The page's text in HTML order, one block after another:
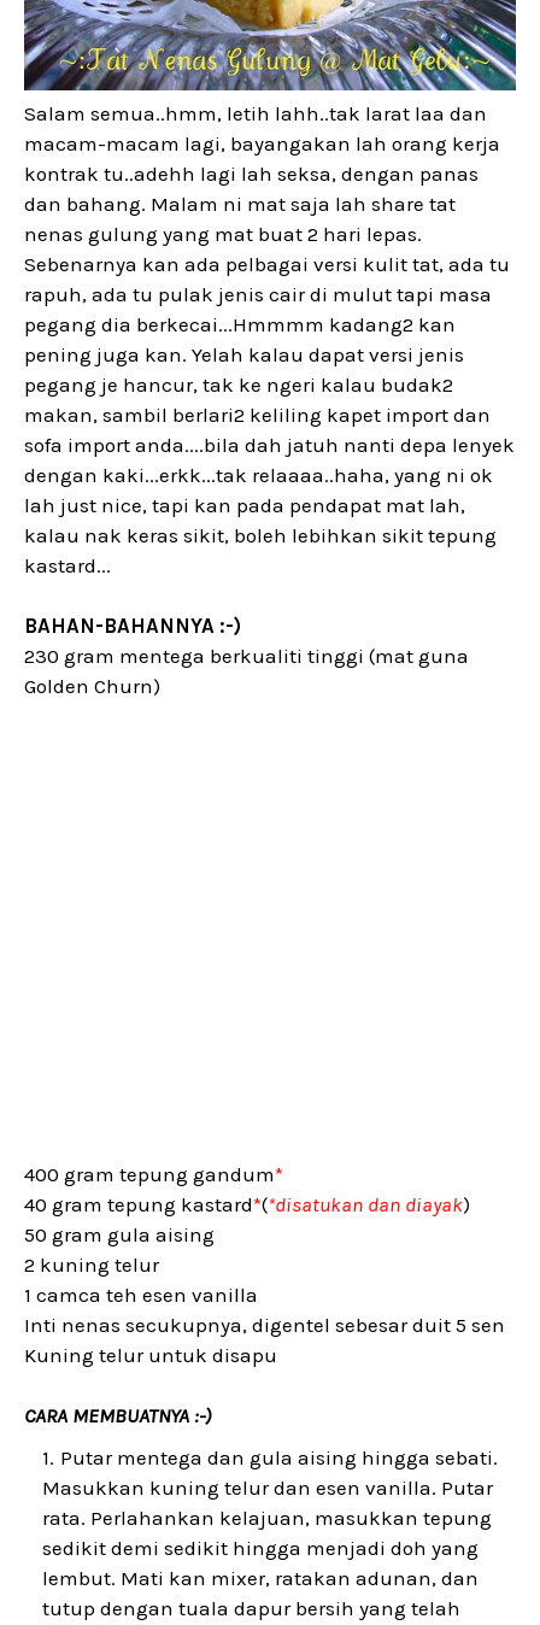
Salam semua..hmm, letih lahh..tak larat laa dan
macam-macam lagi, bayangakan lah orang kerja
kontrak tu..adehh lagi lah seksa, dengan panas
dan bahang. Malam ni mat saja lah share tat
nenas gulung yang mat buat 2 hari lepas.
Sebenarnya kan ada pelbagai versi kulit tat, ada tu
rapuh, ada tu pulak jenis cair di mulut tapi masa
pegang dia berkecai...Hmmmm kadang2 kan
pening juga kan. Yelah kalau dapat versi jenis
pegang je hancur, tak ke ngeri kalau budak2
makan, sambil berlari2 keliling kapet import dan
sofa import anda....bila dah jatuh nanti depa lenyek
dengan kaki...erkk...tak relaaaa..haha, yang ni ok
lah just nice, tapi kan pada pendapat mat lah,
kalau nak keras sikit, boleh lebihkan sikit tepung
kastard...
BAHAN-BAHANNYA :-)
230 gram mentega berkualiti tinggi (mat guna
Golden Churn)
400 gram tepung gandum*
40 gram tepung kastard*(*disatukan dan diayak)
50 gram gula aising
2 kuning telur
1 camca teh esen vanilla
Inti nenas secukupnya, digentel sebesar duit 5 sen
Kuning telur untuk disapu
CARA MEMBUATNYA :-)
Putar mentega dan gula aising hingga sebati.
Masukkan kuning telur dan esen vanilla. Putar
rata. Perlahankan kelajuan, masukkan tepung
sedikit demi sedikit hingga menjadi doh yang
lembut. Mati kan mixer, ratakan adunan, dan
tutup dengan tuala dapur bersih yang telah